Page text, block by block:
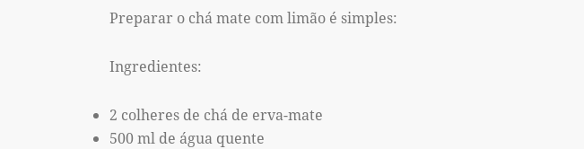
Preparar o chá mate com limão é simples:
Ingredientes:
2 colheres de chá de erva-mate
500 ml de água quente